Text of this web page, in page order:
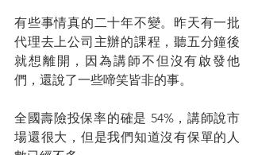
有些事情真的二十年不變。昨天有一批
代理去上公司主辦的課程，聽五分鐘後
就想離開，因為講師不但沒有啟發他
們，還說了一些啼笑皆非的事。
全國壽險投保率的確是 54%，講師說市
場還很大，但是我們知道沒有保單的人